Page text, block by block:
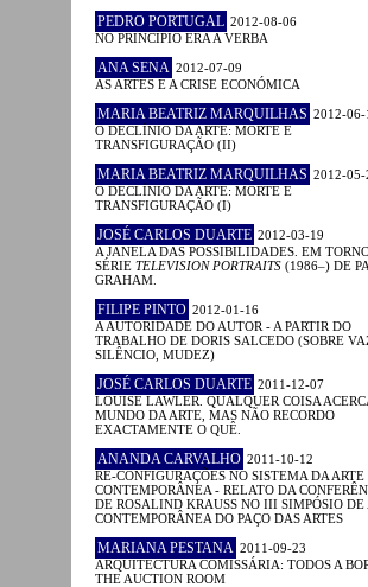
PEDRO PORTUGAL 2012-08-06
NO PRINCÍPIO ERA A VERBA
ANA SENA 2012-07-09
AS ARTES E A CRISE ECONÓMICA
MARIA BEATRIZ MARQUILHAS 2012-06-
O DECLÍNIO DA ARTE: MORTE E
TRANSFIGURAÇÃO (II)
MARIA BEATRIZ MARQUILHAS 2012-05-
O DECLÍNIO DA ARTE: MORTE E
TRANSFIGURAÇÃO (I)
JOSÉ CARLOS DUARTE 2012-03-19
A JANELA DAS POSSIBILIDADES. EM
SÉRIE TELEVISION PORTRAITS (1986–) DE
GRAHAM.
FILIPE PINTO 2012-01-16
A AUTORIDADE DO AUTOR - A PARTIR DO
TRABALHO DE DORIS SALCEDO (SOBRE
SILÊNCIO, MUDEZ)
JOSÉ CARLOS DUARTE 2011-12-07
LOUISE LAWLER. QUALQUER COISA
MUNDO DA ARTE, MAS NÃO RECORDO
EXACTAMENTE O QUÊ.
ANANDA CARVALHO 2011-10-12
RE-CONFIGURAÇÕES NO SISTEMA DA ARTE
CONTEMPORÂNEA - RELATO DA
DE ROSALIND KRAUSS NO III SIMPÓSIO DE
CONTEMPORÂNEA DO PAÇO DAS ARTES
MARIANA PESTANA 2011-09-23
ARQUITECTURA COMISSÁRIA: TODOS A
THE AUCTION ROOM